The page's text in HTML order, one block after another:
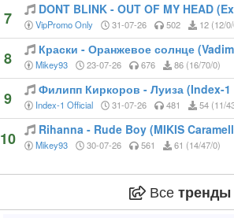
7 DONT BLINK - OUT OF MY HEAD
VipPromo Only 31-07-26 502 12 (12/
8 Краски - Оранжевое солнце
Mikey93 23-07-26 676 86 (16/70/0)
9 Филипп Киркоров - Луиза (Index-
Index-1 Official 31-07-26 481 54 (11/
10 Rihanna - Rude Boy (MIKIS
Mikey93 30-07-26 561 61 (14/47/0)
Все